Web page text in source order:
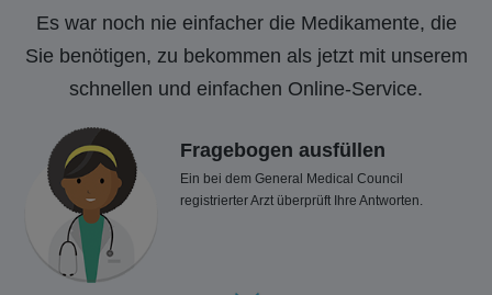
Es war noch nie einfacher die Medikamente, die
Sie benötigen, zu bekommen als jetzt mit unserem
schnellen und einfachen Online-Service.
Fragebogen ausfüllen
Ein bei dem General Medical Council
registrierter Arzt überprüft Ihre Antworten.